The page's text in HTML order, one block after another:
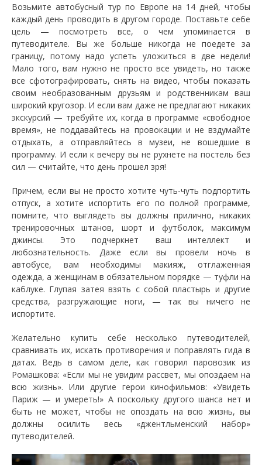
Возьмите автобусный тур по Европе на 14 дней, чтобы
каждый день проводить в другом городе. Поставьте себе
цель — посмотреть все, о чем упоминается в
путеводителе. Вы же больше никогда не поедете за
границу, потому надо успеть уложиться в две недели!
Мало того, вам нужно не просто все увидеть, но также
все сфотографировать, снять на видео, чтобы показать
своим необразованным друзьям и родственникам ваш
широкий кругозор. И если вам даже не предлагают никаких
экскурсий — требуйте их, когда в программе «свободное
время», не поддавайтесь на провокации и не вздумайте
отдыхать, а отправляйтесь в музеи, не вошедшие в
программу. И если к вечеру вы не рухнете на постель без
сил — считайте, что день прошел зря!
Причем, если вы не просто хотите чуть-чуть подпортить
отпуск, а хотите испортить его по полной программе,
помните, что выглядеть вы должны прилично, никаких
тренировочных штанов, шорт и футболок, максимум
джинсы. Это подчеркнет ваш интеллект и
любознательность. Даже если вы провели ночь в
автобусе, вам необходимы макияж, отглаженная
одежда, а женщинам в обязательном порядке — туфли на
каблуке. Глупая затея взять с собой пластырь и другие
средства, разгружающие ноги, — так вы ничего не
испортите.
Желательно купить себе несколько путеводителей,
сравнивать их, искать противоречия и поправлять гида в
датах. Ведь в самом деле, как говорил паровозик из
Ромашкова: «Если мы не увидим рассвет, мы опоздаем на
всю жизнь». Или другие герои кинофильмов: «Увидеть
Париж — и умереть!» А поскольку другого шанса нет и
быть не может, чтобы не опоздать на всю жизнь, вы
должны осилить весь «джентльменский набор»
путеводителей.